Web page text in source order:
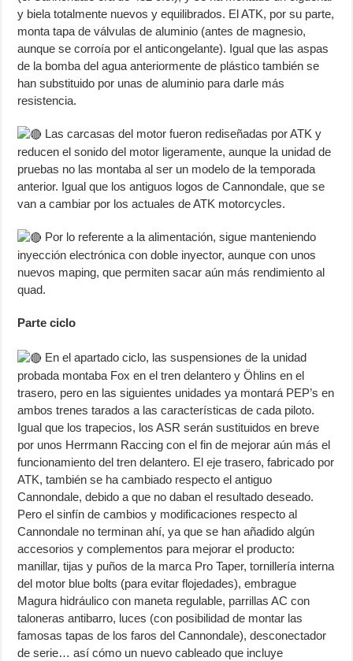
y biela totalmente nuevos y equilibrados. El ATK, por su parte,
monta tapa de válvulas de aluminio (antes de magnesio,
aunque se corroía por el anticongelante). Igual que las aspas
de la bomba del agua anteriormente de plástico también se
han substituido por unas de aluminio para darle más
resistencia.
Las carcasas del motor fueron rediseñadas por ATK y
reducen el sonido del motor ligeramente, aunque la unidad de
pruebas no las montaba al ser un modelo de la temporada
anterior. Igual que los antiguos logos de Cannondale, que se
van a cambiar por los actuales de ATK motorcycles.
Por lo referente a la alimentación, sigue manteniendo
inyección electrónica con doble inyector, aunque con unos
nuevos maping, que permiten sacar aún más rendimiento al
quad.
Parte ciclo
En el apartado ciclo, las suspensiones de la unidad
probada montaba Fox en el tren delantero y Öhlins en el
trasero, pero en las siguientes unidades ya montará PEP’s en
ambos trenes tarados a las características de cada piloto.
Igual que los trapecios, los ASR serán sustituidos en breve
por unos Herrmann Raccing con el fin de mejorar aún más el
funcionamiento del tren delantero. El eje trasero, fabricado por
ATK, también se ha cambiado respecto el antiguo
Cannondale, debido a que no daban el resultado deseado.
Pero el sinfín de cambios y modificaciones respecto al
Cannondale no terminan ahí, ya que se han añadido algún
accesorios y complementos para mejorar el producto:
manillar, tijas y puños de la marca Pro Taper, tornillería interna
del motor blue bolts (para evitar flojedades), embrague
Magura hidráulico con maneta regulable, parrillas AC con
taloneras antibarro, luces (con posibilidad de montar las
famosas tapas de los faros del Cannondale), desconectador
de serie… así cómo un nuevo cableado que incluye